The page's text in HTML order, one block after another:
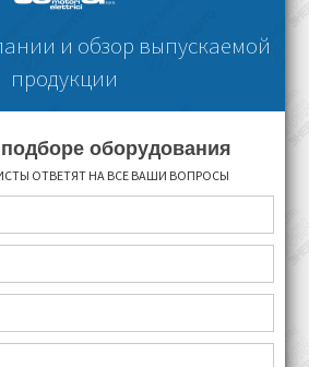
и обзор выпускаемой
продукции
оборудования
ОТВЕТЯТ НА ВСЕ ВАШИ ВОПРОСЫ